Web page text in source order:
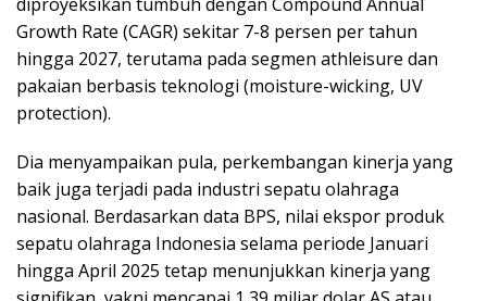
Growth Rate (CAGR) sekitar 7-8 persen per tahun
hingga 2027, terutama pada segmen athleisure dan
pakaian berbasis teknologi (moisture-wicking, UV
protection).
Dia menyampaikan pula, perkembangan kinerja yang
baik juga terjadi pada industri sepatu olahraga
nasional. Berdasarkan data BPS, nilai ekspor produk
sepatu olahraga Indonesia selama periode Januari
hingga April 2025 tetap menunjukkan kinerja yang